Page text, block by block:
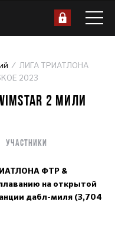
ЛИГА ТРИАТЛОНА
2023
2 МИЛИ
Участники
ФТР &
плаванию на открытой
дабл-миля (3,704